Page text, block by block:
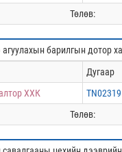
Төлөв:
барилгын дотор
Дугаар
ХХК
TN02319
Төлөв: